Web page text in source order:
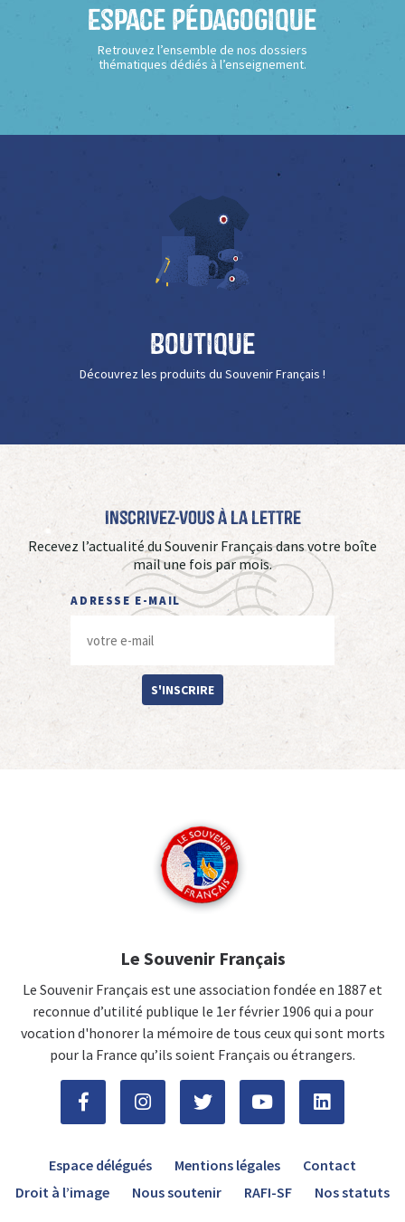
Espace Pédagogique
Retrouvez l’ensemble de nos dossiers
thématiques dédiés à l’enseignement.
Boutique
Découvrez les produits du Souvenir Français !
Inscrivez-vous à La Lettre
Recevez l’actualité du Souvenir Français dans votre boîte
mail une fois par mois.
ADRESSE E-MAIL
S'INSCRIRE
Le Souvenir Français
Le Souvenir Français est une association fondée en 1887 et
reconnue d’utilité publique le 1er février 1906 qui a pour
vocation d'honorer la mémoire de tous ceux qui sont morts
pour la France qu’ils soient Français ou étrangers.
Espace délégués Mentions légales
Contact
Droit à l’image
Nous soutenir RAFI-SF Nos statuts